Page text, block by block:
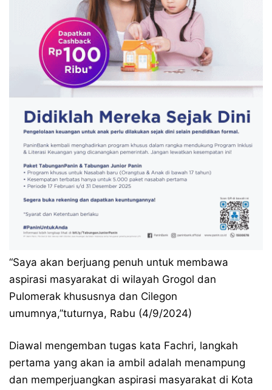
“Saya akan berjuang penuh untuk membawa
aspirasi masyarakat di wilayah Grogol dan
Pulomerak khususnya dan Cilegon
umumnya,”tuturnya, Rabu (4/9/2024)
Diawal mengemban tugas kata Fachri, langkah
pertama yang akan ia ambil adalah menampung
dan memperjuangkan aspirasi masyarakat di Kota